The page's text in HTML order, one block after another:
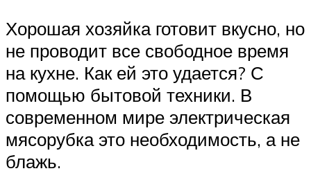
Хорошая хозяйка готовит вкусно, но
не проводит все свободное время
на кухне. Как ей это удается? С
помощью бытовой техники. В
современном мире электрическая
мясорубка это необходимость, а не
блажь.